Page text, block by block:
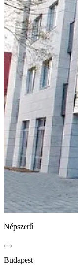
Népszerű
Budapest